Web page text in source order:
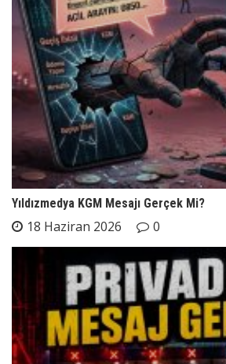
Yıldızmedya KGM Mesajı Gerçek Mi?
18 Haziran 2026 0